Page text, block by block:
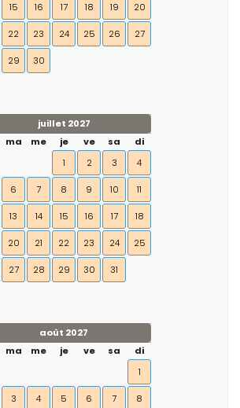
15 16 17 18 19 20
22 23 24 25 26 27
29 30
juillet 2027
ma me je ve sa
di
1
2 3 4
6 7 8 9 10 11
13 14 15 16 17 18
20 21 22 23 24 25
27 28 29 30 31
août 2027
ma me je ve sa
di
1
3 4 5 6 7 8